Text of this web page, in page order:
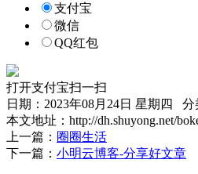
支付宝
微信
QQ红包
打开支付宝扫一扫
日期：2023年08月24日 星期四 分
本文地址：http://dh.shuyong.net/
上一篇： 圈圈生活
下一篇： 小明云博客-分享好文章